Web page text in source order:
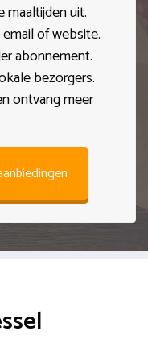
maaltijden uit.
of website.
abonnement.
bezorgers.
ontvang meer